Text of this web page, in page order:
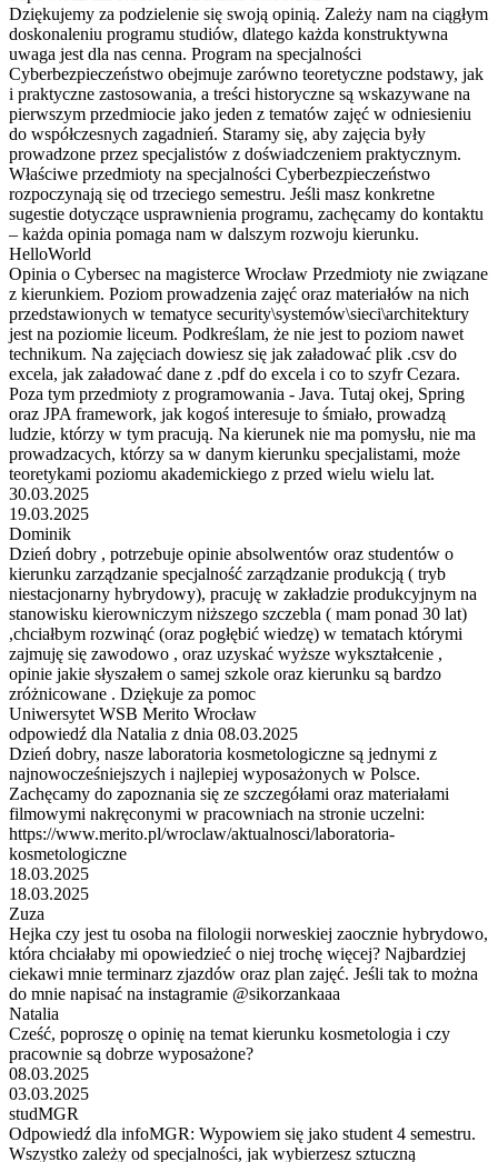
Dziękujemy za podzielenie się swoją opinią. Zależy nam na ciągłym
doskonaleniu programu studiów, dlatego każda konstruktywna
uwaga jest dla nas cenna. Program na specjalności
Cyberbezpieczeństwo obejmuje zarówno teoretyczne podstawy, jak
i praktyczne zastosowania, a treści historyczne są wskazywane na
pierwszym przedmiocie jako jeden z tematów zajęć w odniesieniu
do współczesnych zagadnień. Staramy się, aby zajęcia były
prowadzone przez specjalistów z doświadczeniem praktycznym.
Właściwe przedmioty na specjalności Cyberbezpieczeństwo
rozpoczynają się od trzeciego semestru. Jeśli masz konkretne
sugestie dotyczące usprawnienia programu, zachęcamy do kontaktu
– każda opinia pomaga nam w dalszym rozwoju kierunku.
HelloWorld
Opinia o Cybersec na magisterce Wrocław Przedmioty nie związane
z kierunkiem. Poziom prowadzenia zajęć oraz materiałów na nich
przedstawionych w tematyce security\systemów\sieci\architektury
jest na poziomie liceum. Podkreślam, że nie jest to poziom nawet
technikum. Na zajęciach dowiesz się jak załadować plik .csv do
excela, jak załadować dane z .pdf do excela i co to szyfr Cezara.
Poza tym przedmioty z programowania - Java. Tutaj okej, Spring
oraz JPA framework, jak kogoś interesuje to śmiało, prowadzą
ludzie, którzy w tym pracują. Na kierunek nie ma pomysłu, nie ma
prowadzacych, którzy sa w danym kierunku specjalistami, może
teoretykami poziomu akademickiego z przed wielu wielu lat.
30.03.2025
19.03.2025
Dominik
Dzień dobry , potrzebuje opinie absolwentów oraz studentów o
kierunku zarządzanie specjalność zarządzanie produkcją ( tryb
niestacjonarny hybrydowy), pracuję w zakładzie produkcyjnym na
stanowisku kierowniczym niższego szczebla ( mam ponad 30 lat)
,chciałbym rozwinąć (oraz pogłębić wiedzę) w tematach którymi
zajmuję się zawodowo , oraz uzyskać wyższe wykształcenie ,
opinie jakie słyszałem o samej szkole oraz kierunku są bardzo
zróżnicowane . Dziękuje za pomoc
Uniwersytet WSB Merito Wrocław
odpowiedź dla Natalia z dnia 08.03.2025
Dzień dobry, nasze laboratoria kosmetologiczne są jednymi z
najnowocześniejszych i najlepiej wyposażonych w Polsce.
Zachęcamy do zapoznania się ze szczegółami oraz materiałami
filmowymi nakręconymi w pracowniach na stronie uczelni:
https://www.merito.pl/wroclaw/aktualnosci/laboratoria-
kosmetologiczne
18.03.2025
18.03.2025
Zuza
Hejka czy jest tu osoba na filologii norweskiej zaocznie hybrydowo,
która chciałaby mi opowiedzieć o niej trochę więcej? Najbardziej
ciekawi mnie terminarz zjazdów oraz plan zajęć. Jeśli tak to można
do mnie napisać na instagramie @sikorzankaaa
Natalia
Cześć, poproszę o opinię na temat kierunku kosmetologia i czy
pracownie są dobrze wyposażone?
08.03.2025
03.03.2025
studMGR
Odpowiedź dla infoMGR: Wypowiem się jako student 4 semestru.
Wszystko zależy od specjalności, jak wybierzesz sztuczną